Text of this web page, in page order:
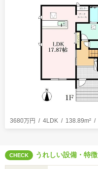
3680万円 4LDK 138.89m²
CHECK うれしい設備・特徴